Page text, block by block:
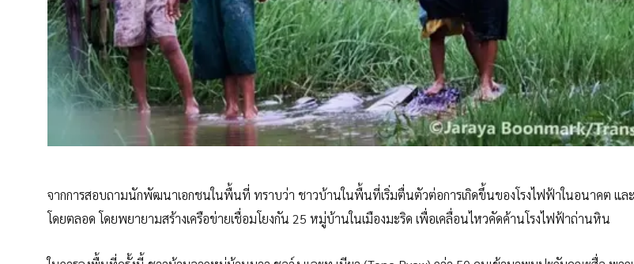
จากการสอบถามนักพัฒนาเอกชนในพื้นที่ ทราบว่า ชาวบ้านในพื้นที่เริ่มตื่นตัวต่อการเกิดขึ้นของโรงไฟฟ้าในอนาคต แ
โดยตลอด โดยพยายามสร้างเครือข่ายเชื่อมโยงกัน 25 หมู่บ้านในเมืองมะริด เพื่อเคลื่อนไหวคัดค้านโรงไฟฟ้าถ่านหิน